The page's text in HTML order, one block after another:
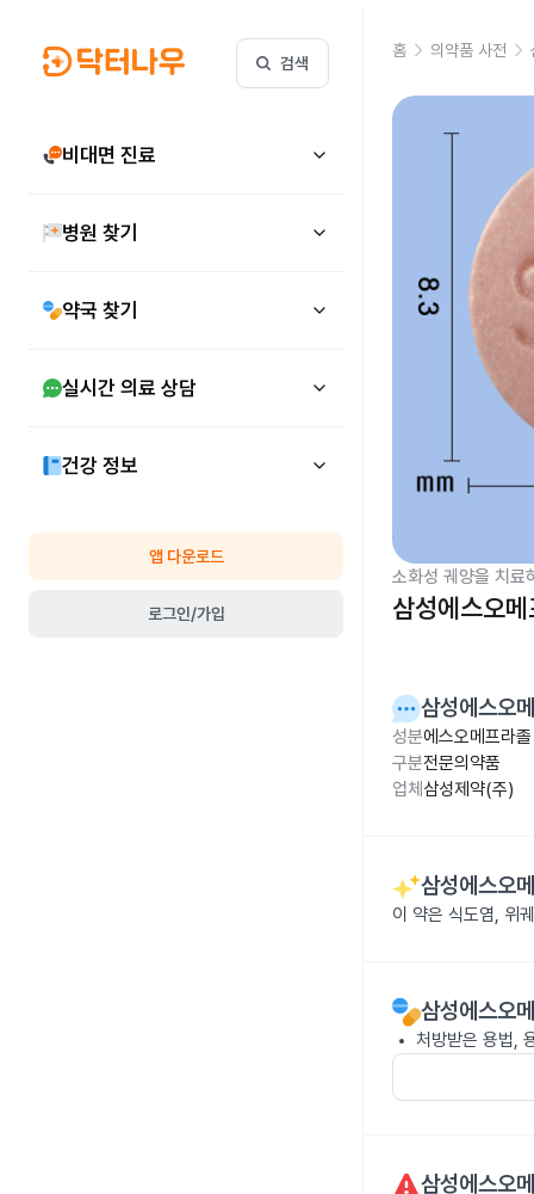
검색
비대면 진료
병원 찾기
약국 찾기
실시간 의료 상담
건강 정보
앱 다운로드
로그인/가입
홈 의약품 사전
소화성 궤양을 치료
삼성에스오
삼성에스오
성분에스오메프라
구분전문의약품
업체 삼성제약(주)
삼성에스오
이 약은 식도염, 위
삼성에스오
처방받은 용법,
삼성에스오